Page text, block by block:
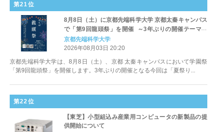
第21位
8月8日（土）に京都先端科学大学 京都太秦キャンパス
で「第9回龍頭祭」を開催 ～3年ぶりの開催テーマは
「夏祭り」 地域マルシェや盆踊りなど多彩な企画を実
施～
京都先端科学大学
2026年08月03日 20:20
京都先端科学大学は、8月8日（土）、京都 太秦キャンパスにおいて学園祭
「第9回龍頭祭」を開催します。3年ぶりの開催となる今回は「夏祭り...
第22位
【東芝】小型組込み産業用コンピュータの新製品の提
供開始について